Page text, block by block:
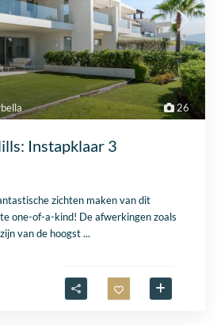
26
Instapklaar 3
zichten maken van dit
one-of-a-kind! De afwerkingen zoals
van de hoogst...